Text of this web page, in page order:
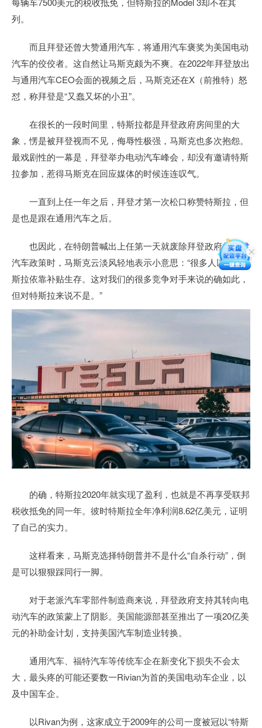
列。
而且拜登还曾大赞通用汽车，将通用汽车褒奖为美国电动
汽车的佼佼者。这自然让马斯克颇为不爽。在2022年拜登放出
与通用汽车CEO会面的视频之后，马斯克还在X（前推特）怒
怼，称拜登是“又蠢又坏的小丑”。
在很长的一段时间里，特斯拉都是拜登政府房间里的大
象，愣是被拜登视而不见，侮辱性极强，马斯克也多次抱怨。
最戏剧性的一幕是，拜登举办电动汽车峰会，却没有邀请特斯
拉参加，惹得马斯克在回应媒体的时候连连叹气。
一直到上任一年之后，拜登才第一次松口称赞特斯拉，但
是也是跟在通用汽车之后。
也因此，在特朗普喊出上任第一天就废除拜登政府的电动
汽车政策时，马斯克云淡风轻地表示小意思：“很多人以为特
斯拉依靠补贴生存。这对我们的很多竞争对手来说的确如此，
但对特斯拉来说不是。”
的确，特斯拉2020年就实现了盈利，也就是不再享受联邦
税收抵免的同一年。彼时特斯拉全年净利润8.62亿美元，证明
了自己的实力。
这样看来，马斯克选择特朗普并不是什么“自杀行动”，倒
是可以狠狠踩同行一脚。
对于老派汽车零部件制造商来说，拜登政府支持其转向电
动汽车的政策蒙上了阴影。美国能源部甚至推出了一项20亿美
元的补助金计划，支持美国汽车制造业转换。
通用汽车、福特汽车等传统车企在新变化下损失不会太
大，最头疼的可能还要数一Rivian为首的美国电动车企业，以
及中国车企。
以Rivan为例，这家成立于2009年的公司一度被冠以“特斯